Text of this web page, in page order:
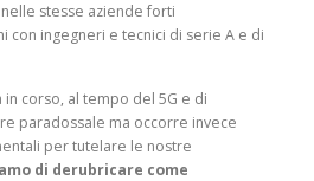
stesse aziende forti
con ingegneri e tecnici di serie A e di
corso, al tempo del 5G e di
paradossale ma occorre invece
per tutelare le nostre
di derubricare come